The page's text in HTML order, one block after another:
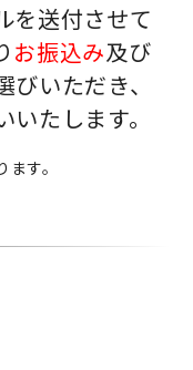
を送付させて
お振込み及び
びいただき、
いたします。
す。